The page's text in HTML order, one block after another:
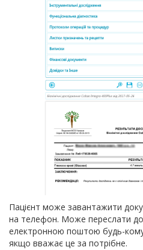
Пацієнт може завантажити
на телефон. Може переслати
електронною поштою будь-
якщо вважає це за потрібне.